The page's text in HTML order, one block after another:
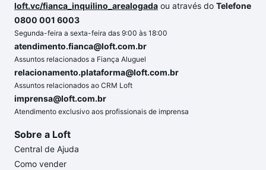
loft.vc/fianca_inquilino_arealogada ou através do Telefone
0800 001 6003
Segunda-feira a sexta-feira das 9:00 às 18:00
atendimento.fianca@loft.com.br
Assuntos relacionados a Fiança Aluguel
relacionamento.plataforma@loft.com.br
Assuntos relacionados ao CRM Loft
imprensa@loft.com.br
Atendimento exclusivo aos profissionais de imprensa
Sobre a Loft
Central de Ajuda
Como vender